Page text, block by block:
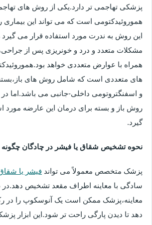
پزشکی تهاجمی تر دارد.یکی از روش های
هموروئیدکتومی است که می تواند این بیماری
این روش به ندرت مورد استفاده قرار می گیرد
مشکلات متعدد و درد و خونریزی پس از
همراه با عوارض متعددی خواهد
های متعددی است که شامل روش های
و اسفنگتروتومی داخلی-جانبی می باشد.اما در
روش باز و بسته برای درمان این عارضه مورد
گیرد.
نحوه تشخیص شقاق یا فیشر در چادگان
پزشک متخصص معمولاً می تواند فیشر یا
سادگی با معاینه اطراف مقعد تشخیص
معاینه،پزشک ممکن است یک آنوسکوپ را در
دهد تا دیدن پارگی راحت تر شود.این ابزار